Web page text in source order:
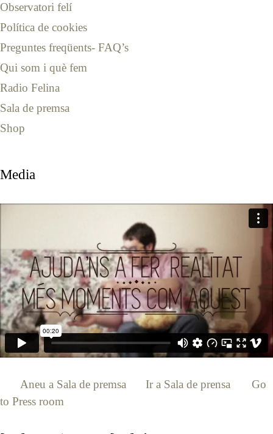
Observatori felí
Política de cookies
Preguntes freqüents- FAQ’s
Qui som i què fem
Radio Felina
Sala de premsa
Shop
Media
Aneu a Sala de premsa Ir a Sala de prensa
Go
to Press room